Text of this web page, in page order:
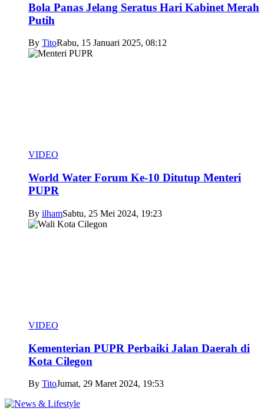
Bola Panas Jelang Seratus Hari Kabinet Merah
Putih
By TitoRabu, 15 Januari 2025, 08:12
VIDEO
World Water Forum Ke-10 Ditutup Menteri
PUPR
By ilhamSabtu, 25 Mei 2024, 19:23
VIDEO
Kementerian PUPR Perbaiki Jalan Daerah di
Kota Cilegon
By TitoJumat, 29 Maret 2024, 19:53